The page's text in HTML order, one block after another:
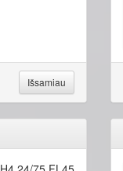
Išsamiau